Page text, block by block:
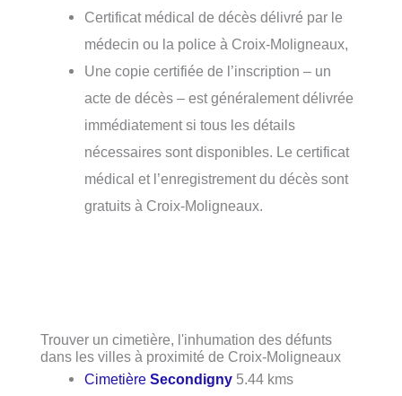
Certificat médical de décès délivré par le
médecin ou la police à Croix-Moligneaux,
Une copie certifiée de l’inscription – un
acte de décès – est généralement délivrée
immédiatement si tous les détails
nécessaires sont disponibles. Le certificat
médical et l’enregistrement du décès sont
gratuits à Croix-Moligneaux.
Trouver un cimetière, l'inhumation des défunts
dans les villes à proximité de Croix-Moligneaux
CimetièreSecondigny 5.44 kms